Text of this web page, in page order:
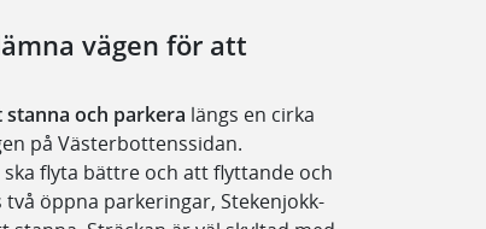
vägen för att
och parkera längs en cirka
på Västerbottenssidan.
flyta bättre och att flyttande och
öppna parkeringar, Stekenjokk-